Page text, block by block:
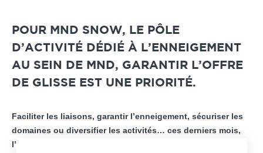
POUR MND SNOW, LE PÔLE
D’ACTIVITÉ DÉDIÉ À L’ENNEIGEMENT
AU SEIN DE MND, GARANTIR L’OFFRE
DE GLISSE EST UNE PRIORITÉ.
Faciliter les liaisons, garantir l’enneigement, sécuriser les
domaines ou diversifier les activités… ces derniers mois,
l’ensemble des équipes du groupe industriel français MND